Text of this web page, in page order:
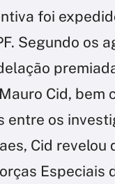
foi
Segundo os
Cid, bem
entre os
Cid
Especiais